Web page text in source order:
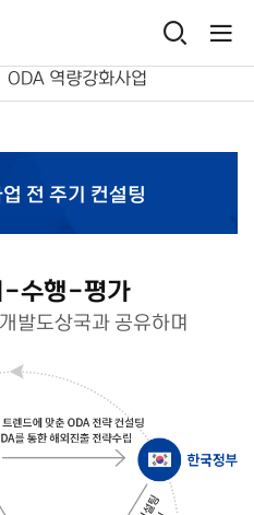
ODA 역량강화사업
전 주기 컨설팅
-수행-평가
발도상국과 공유하며